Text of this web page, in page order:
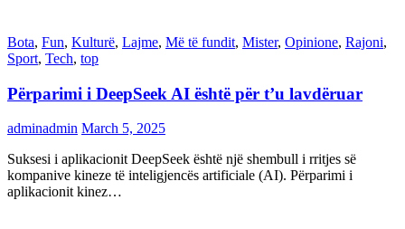
Bota, Fun, Kulturë, Lajme, Më të fundit, Mister, Opinione, Rajoni,
Sport, Tech, top
Përparimi i DeepSeek AI është për t’u lavdëruar
adminadmin March 5, 2025
Suksesi i aplikacionit DeepSeek është një shembull i rritjes së
kompanive kineze të inteligjencës artificiale (AI). Përparimi i
aplikacionit kinez…